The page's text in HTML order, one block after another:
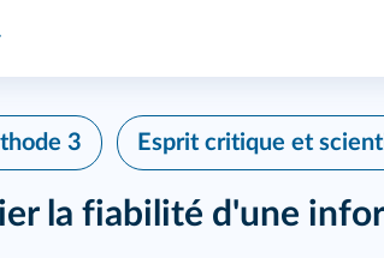
3 Esprit critique et
la fiabilité d'une